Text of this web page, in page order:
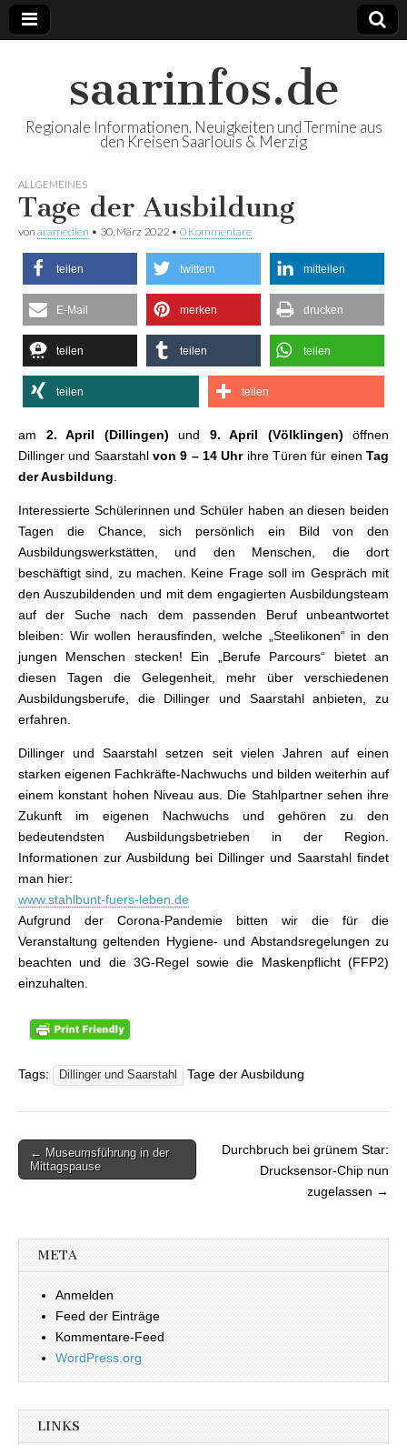
saarinfos.de
Regionale Informationen, Neuigkeiten und Termine aus
den Kreisen Saarlouis & Merzig
ALLGEMEINES
Tage der Ausbildung
von aramedien • 30. März 2022 • 0 Kommentare
teilen twittern mitteilen
E-Mail merken drucken
teilen teilen teilen
teilen teilen
am 2. April (Dillingen) und 9. April (Völklingen) öffnen
Dillinger und Saarstahl von 9 – 14 Uhrihre Türen für einenTag
der Ausbildung.
Interessierte Schülerinnen und Schüler haben an diesen beiden
Tagen die Chance, sich persönlich ein Bild von den
Ausbildungswerkstätten, und den Menschen, die dort
beschäftigt sind, zu machen. Keine Frage soll im Gespräch mit
den Auszubildenden und mit dem engagierten Ausbildungsteam
auf der Suche nach dem passenden Beruf unbeantwortet
bleiben: Wir wollen herausfinden, welche „Steelikonen“ in den
jungen Menschen stecken! Ein „Berufe Parcours“ bietet an
diesen Tagen die Gelegenheit, mehr über verschiedenen
Ausbildungsberufe, die Dillinger und Saarstahl anbieten, zu
erfahren.
Dillinger und Saarstahl setzen seit vielen Jahren auf einen
starken eigenen Fachkräfte-Nachwuchs und bilden weiterhin auf
einem konstant hohen Niveau aus. Die Stahlpartner sehen ihre
Zukunft im eigenen Nachwuchs und gehören zu den
bedeutendsten Ausbildungsbetrieben in der Region.
Informationen zur Ausbildung bei Dillinger und Saarstahl findet
man hier:
www.stahlbunt-fuers-leben.de
Aufgrund der Corona-Pandemie bitten wir die für die
Veranstaltung geltenden Hygiene- und Abstandsregelungen zu
beachten und die 3G-Regel sowie die Maskenpflicht (FFP2)
einzuhalten.
Tags: Dillinger und Saarstahl Tage der Ausbildung
Beitragsnavigation
← Museumsführung in der
Mittagspause
Durchbruch bei grünem Star:
Drucksensor-Chip nun
zugelassen →
META
Anmelden
Feed der Einträge
Kommentare-Feed
WordPress.org
LINKS